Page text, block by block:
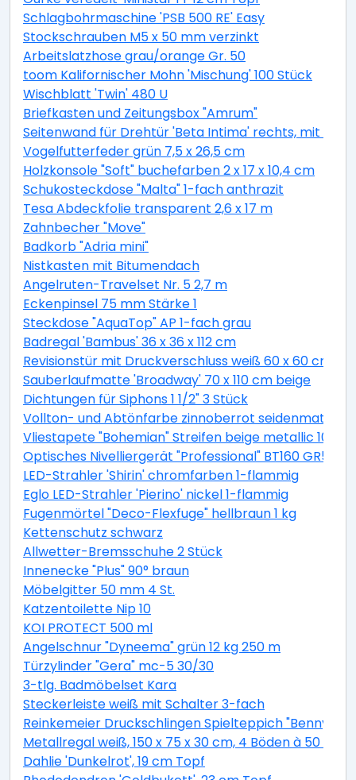
Schlagbohrmaschine 'PSB 500 RE' Easy
Stockschrauben M5 x 50 mm verzinkt
Arbeitslatzhose grau/orange Gr. 50
toom Kalifornischer Mohn 'Mischung' 100 Stück
Wischblatt 'Twin' 480 U
Briefkasten und Zeitungsbox "Amrum"
Seitenwand für Drehtür 'Beta Intima' rechts, mit
Vogelfutterfeder grün 7,5 x 26,5 cm
Holzkonsole "Soft" buchefarben 2 x 17 x 10,4 cm
Schukosteckdose "Malta" 1-fach anthrazit
Tesa Abdeckfolie transparent 2,6 x 17 m
Zahnbecher "Move"
Badkorb "Adria mini"
Nistkasten mit Bitumendach
Angelruten-Travelset Nr. 5 2,7 m
Eckenpinsel 75 mm Stärke 1
Steckdose "AquaTop" AP 1-fach grau
Badregal 'Bambus' 36 x 36 x 112 cm
Revisionstür mit Druckverschluss weiß 60 x 60 cm
Sauberlaufmatte 'Broadway' 70 x 110 cm beige
Dichtungen für Siphons 1 1/2" 3 Stück
Vollton- und Abtönfarbe zinnoberrot seidenmatt
Vliestapete "Bohemian" Streifen beige metallic 10,05
Optisches Nivelliergerät "Professional" BT160 GR500
LED-Strahler 'Shirin' chromfarben 1-flammig
Eglo LED-Strahler 'Pierino' nickel 1-flammig
Fugenmörtel "Deco-Flexfuge" hellbraun 1 kg
Kettenschutz schwarz
Allwetter-Bremsschuhe 2 Stück
Innenecke "Plus" 90° braun
Möbelgitter 50 mm 4 St.
Katzentoilette Nip 10
KOI PROTECT 500 ml
Angelschnur "Dyneema" grün 12 kg 250 m
Türzylinder "Gera" mc-5 30/30
3-tlg. Badmöbelset Kara
Steckerleiste weiß mit Schalter 3-fach
Reinkemeier Druckschlingen Spielteppich "Benny", 5
Metallregal weiß, 150 x 75 x 30 cm, 4 Böden à 50 kg
Dahlie 'Dunkelrot', 19 cm Topf